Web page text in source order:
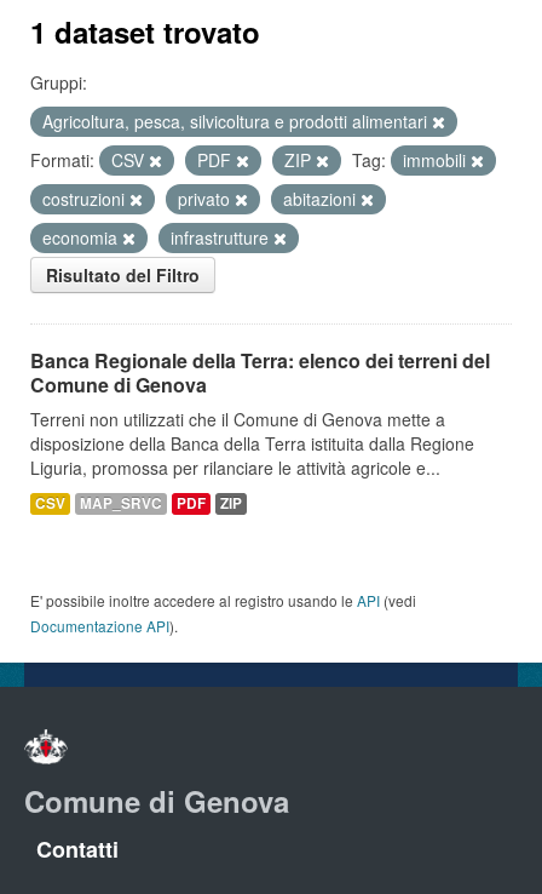
1 dataset trovato
Gruppi:
Agricoltura, pesca, silvicoltura e prodotti alimentari
Formati:
CSV PDF ZIP Tag:
immobili
costruzioni
privato
abitazioni
economia
infrastrutture
Risultato del Filtro
Banca Regionale della Terra: elenco dei terreni del
Comune di Genova
Terreni non utilizzati che il Comune di Genova mette a
disposizione della Banca della Terra istituita dalla Regione
Liguria, promossa per rilanciare le attività agricole e...
CSV MAP_SRVC PDF ZIP
E' possibile inoltre accedere al registro usando le API (vedi
Documentazione API).
Comune di Genova
Contatti